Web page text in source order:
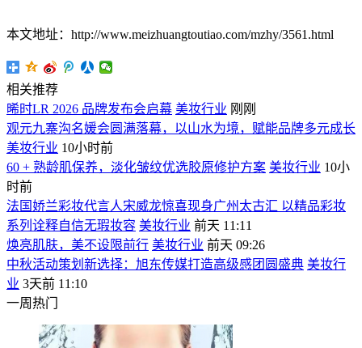
本文地址：http://www.meizhuangtoutiao.com/mzhy/3561.html
相关推荐
晞时LR 2026 品牌发布会启幕 美妆行业 刚刚
观元九寨沟名媛会圆满落幕，以山水为境，赋能品牌多元成长
美妆行业 10小时前
60 + 熟龄肌保养，淡化皱纹优选胶原修护方案 美妆行业 10小
时前
法国娇兰彩妆代言人宋威龙惊喜现身广州太古汇 以精品彩妆
系列诠释自信无瑕妆容 美妆行业 前天 11:11
焕亮肌肤，美不设限前行 美妆行业 前天 09:26
中秋活动策划新选择：旭东传媒打造高级感团圆盛典 美妆行
业 3天前 11:10
一周热门